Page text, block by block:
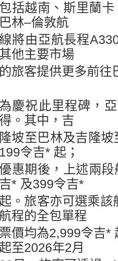
包括越南、斯里蘭
巴林–倫敦航
線將由亞航長程
其他主要市場
的旅客提供更多前往
為慶祝此里程碑，
。其中，吉
隆坡至巴林及吉隆
199令吉* 起；
優惠期後，上述兩
吉* 及399令吉*
起。旅客亦可選乘
航程的全包單程
票價均為2,999令吉*
起至2026年2月